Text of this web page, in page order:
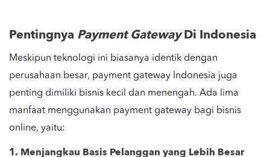
Pentingnya Payment GatewayDi Indonesia
Meskipun teknologi ini biasanya identik dengan
perusahaan besar, payment gateway Indonesia juga
penting dimiliki bisnis kecil dan menengah. Ada lima
manfaat menggunakan payment gateway bagi bisnis
online, yaitu:
1. Menjangkau Basis Pelanggan yang Lebih Besar